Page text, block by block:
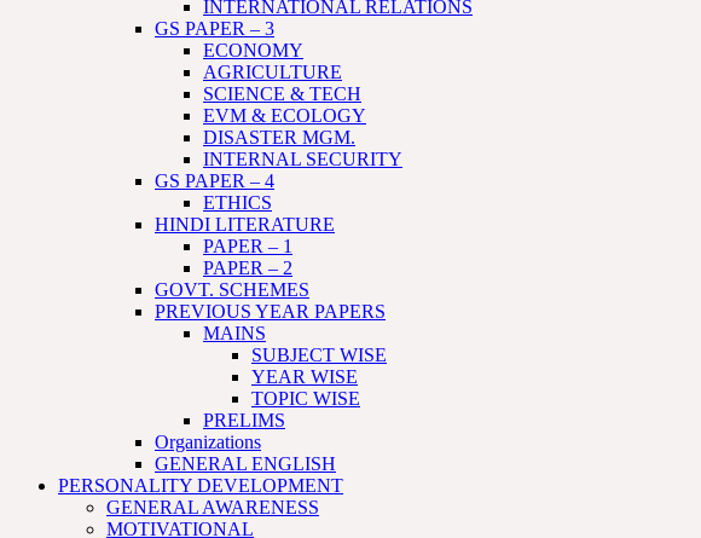
INTERNATIONAL RELATIONS
GS PAPER – 3
ECONOMY
AGRICULTURE
SCIENCE & TECH
EVM & ECOLOGY
DISASTER MGM.
INTERNAL SECURITY
GS PAPER – 4
ETHICS
HINDI LITERATURE
PAPER – 1
PAPER – 2
GOVT. SCHEMES
PREVIOUS YEAR PAPERS
MAINS
SUBJECT WISE
YEAR WISE
TOPIC WISE
PRELIMS
Organizations
GENERAL ENGLISH
PERSONALITY DEVELOPMENT
GENERAL AWARENESS
MOTIVATIONAL